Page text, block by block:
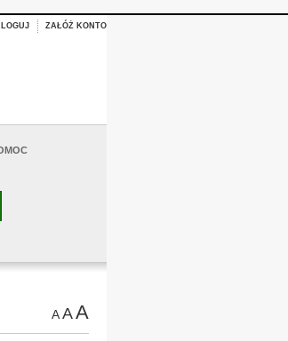
ZAŁÓŻ KONTO
AAA